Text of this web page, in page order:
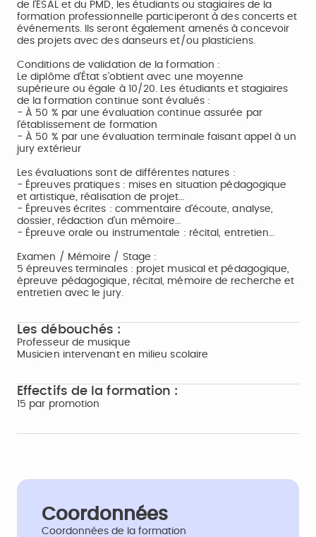
de l’ÉSAL et du PMD, les étudiants ou stagiaires de la
formation professionnelle participeront à des concerts et
événements. Ils seront également amenés à concevoir
des projets avec des danseurs et/ou plasticiens.
Conditions de validation de la formation :
Le diplôme d’État s’obtient avec une moyenne
supérieure ou égale à 10/20. Les étudiants et stagiaires
de la formation continue sont évalués :
- À 50 % par une évaluation continue assurée par
l’établissement de formation
- À 50 % par une évaluation terminale faisant appel à un
jury extérieur
Les évaluations sont de différentes natures :
- Épreuves pratiques : mises en situation pédagogique
et artistique, réalisation de projet…
- Épreuves écrites : commentaire d’écoute, analyse,
dossier, rédaction d’un mémoire…
- Épreuve orale ou instrumentale : récital, entretien…
Examen / Mémoire / Stage :
5 épreuves terminales : projet musical et pédagogique,
épreuve pédagogique, récital, mémoire de recherche et
entretien avec le jury.
Les débouchés :
Professeur de musique
Musicien intervenant en milieu scolaire
Effectifs de la formation :
15 par promotion
Coordonnées
Coordonnées de la formation